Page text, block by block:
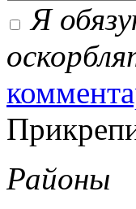
Я
Районы